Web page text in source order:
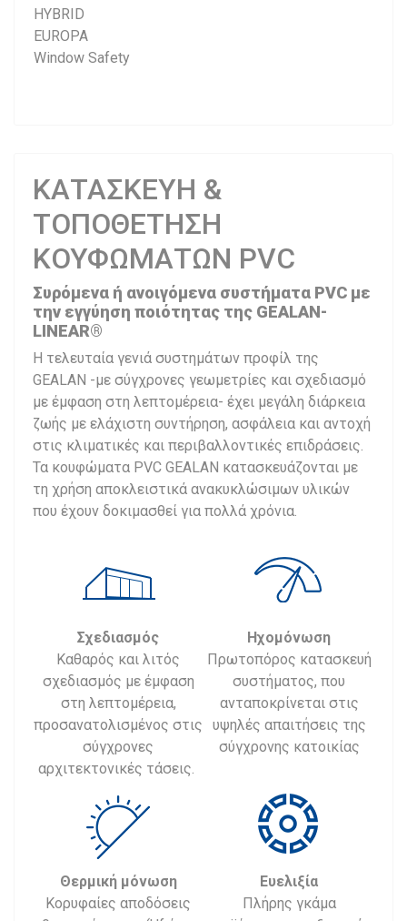
HYBRID
EUROPA
Window Safety
ΚΑΤΑΣΚΕΥΗ &
ΤΟΠΟΘΕΤΗΣΗ
ΚΟΥΦΩΜΑΤΩΝ PVC
Συρόμενα ή ανοιγόμενα συστήματα PVC με
την εγγύηση ποιότητας της GEALAN-
LINEAR®
Η τελευταία γενιά συστημάτων προφίλ της
GEALAN -με σύγχρονες γεωμετρίες και σχεδιασμό
με έμφαση στη λεπτομέρεια- έχει μεγάλη διάρκεια
ζωής με ελάχιστη συντήρηση, ασφάλεια και αντοχή
στις κλιματικές και περιβαλλοντικές επιδράσεις.
Τα κουφώματα PVC GEALAN κατασκευάζονται με
τη χρήση αποκλειστικά ανακυκλώσιμων υλικών
που έχουν δοκιμασθεί για πολλά χρόνια.
Σχεδιασμός
Καθαρός και λιτός
σχεδιασμός με έμφαση
στη λεπτομέρεια,
προσανατολισμένος στις
σύγχρονες
αρχιτεκτονικές τάσεις.
Ηχομόνωση
Πρωτοπόρος κατασκευή
συστήματος, που
ανταποκρίνεται στις
υψηλές απαιτήσεις της
σύγχρονης κατοικίας
Θερμική μόνωση
Κορυφαίες αποδόσεις
Ευελιξία
Πλήρης γκάμα